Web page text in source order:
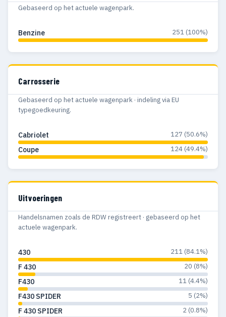
Gebaseerd op het actuele wagenpark.
Benzine 251 (100%)
Carrosserie
Gebaseerd op het actuele wagenpark · indeling via EU
typegoedkeuring.
Cabriolet 127 (50.6%)
Coupe 124 (49.4%)
Uitvoeringen
Handelsnamen zoals de RDW registreert · gebaseerd op het
actuele wagenpark.
430 211 (84.1%)
F 430 20 (8%)
F430 11 (4.4%)
F430 SPIDER 5 (2%)
F 430 SPIDER 2 (0.8%)